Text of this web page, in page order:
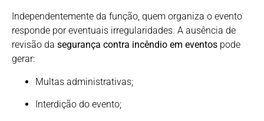
Independentemente da função, quem organiza o evento
responde por eventuais irregularidades. A ausência de
revisão da segurança contra incêndio em eventos pode
gerar:
Multas administrativas;
Interdição do evento;